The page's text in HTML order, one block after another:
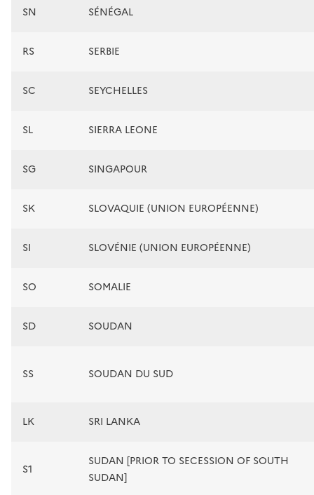
SN SÉNÉGAL
RS SERBIE
SC SEYCHELLES
SL SIERRA LEONE
SG SINGAPOUR
SK SLOVAQUIE (UNION EUROPÉENNE)
SI SLOVÉNIE (UNION EUROPÉENNE)
SO SOMALIE
SD SOUDAN
SS SOUDAN DU SUD
LK SRI LANKA
S1
SUDAN [PRIOR TO SECESSION OF SOUTH
SUDAN]